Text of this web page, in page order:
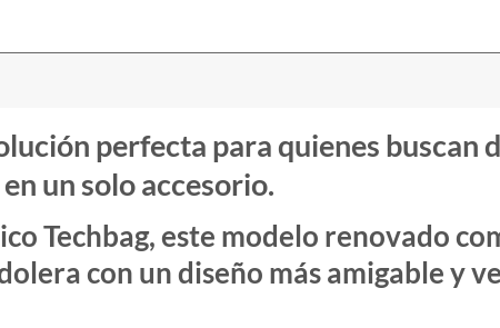
perfecta para quienes buscan
un solo accesorio.
Techbag, este modelo renovado
con un diseño más amigable y